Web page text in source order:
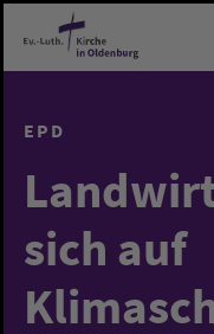
Zum Hauptinhalt
EPD
sich auf